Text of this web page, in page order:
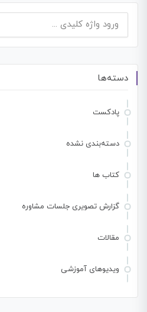
جستجو
برای:
دسته‌ها
پادکست
دسته‌بندی نشده
کتاب ها
گزارش تصویری جلسات مشاوره
مقالات
ویدیوهای آموزشی